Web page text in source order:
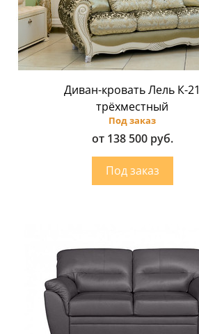
Диван-кровать Лель К-21
трёхместный
Под заказ
от 138 500 руб.